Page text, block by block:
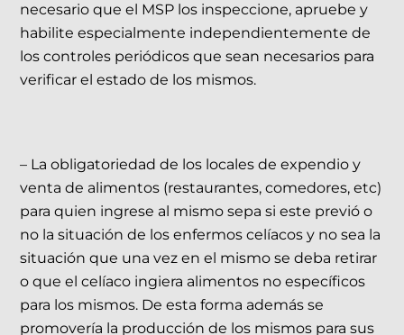
necesario que el MSP los inspeccione, apruebe y
habilite especialmente independientemente de
los controles periódicos que sean necesarios para
verificar el estado de los mismos.
– La obligatoriedad de los locales de expendio y
venta de alimentos (restaurantes, comedores, etc)
para quien ingrese al mismo sepa si este previó o
no la situación de los enfermos celíacos y no sea la
situación que una vez en el mismo se deba retirar
o que el celíaco ingiera alimentos no específicos
para los mismos. De esta forma además se
promovería la producción de los mismos para sus